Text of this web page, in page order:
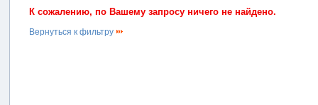
К сожалению, по Вашему запросу ничего не найдено.
Вернуться к фильтру